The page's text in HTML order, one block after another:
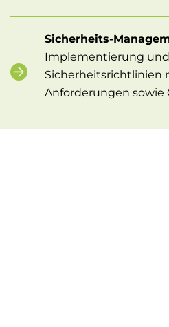
Sicherheits-
Implementierung
Sicherheitsrichtlinien
Anforderungen sowie